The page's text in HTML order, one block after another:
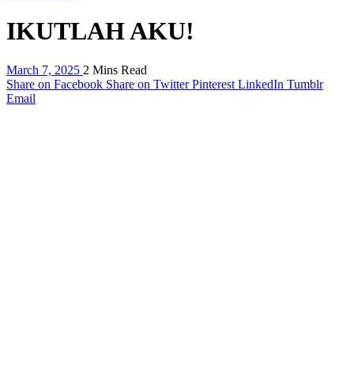
IKUTLAH AKU!
March 7, 2025 2 Mins Read
Share on Facebook Share on Twitter Pinterest LinkedIn Tumblr
Email